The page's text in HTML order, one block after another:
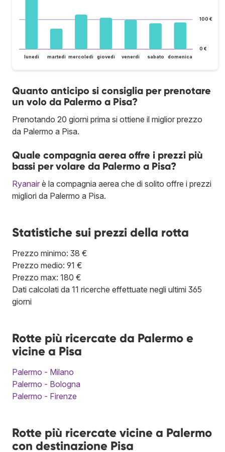
0 €
100 €
lunedì martedì mercoledì giovedì venerdì sabato domenica
Quanto anticipo si consiglia per prenotare
un volo da Palermo a Pisa?
Prenotando 20 giorni prima si ottiene il miglior prezzo
da Palermo a Pisa.
Quale compagnia aerea offre i prezzi più
bassi per volare da Palermo a Pisa?
Ryanair è la compagnia aerea che di solito offre i prezzi
migliori da Palermo a Pisa.
Statistiche sui prezzi della rotta
Prezzo minimo: 38 €
Prezzo medio: 91 €
Prezzo max: 180 €
Dati calcolati da 11 ricerche effettuate negli ultimi 365
giorni
Rotte più ricercate da Palermo e
vicine a Pisa
Palermo - Milano
Palermo - Bologna
Palermo - Firenze
Rotte più ricercate vicine a Palermo
con destinazione Pisa